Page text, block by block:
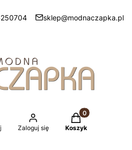
sklep@modnaczapka.pl
wyszukiwarkę
Zaloguj się
Produkty w
Koszyk